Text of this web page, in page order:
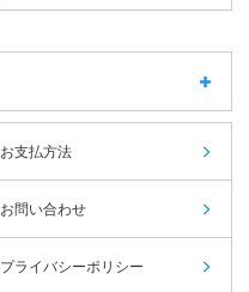
お支払方法
お問い合わせ
プライバシーポリシー